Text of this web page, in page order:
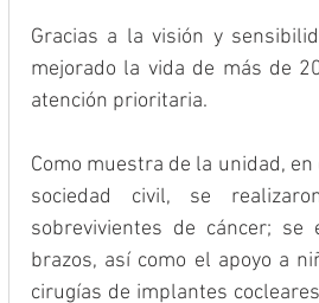
Gracias a la visión y
mejorado la vida de más de
atención prioritaria.
Como muestra de la unidad,
sociedad civil, se
sobrevivientes de cáncer;
brazos, así como el apoyo a
cirugías de implantes